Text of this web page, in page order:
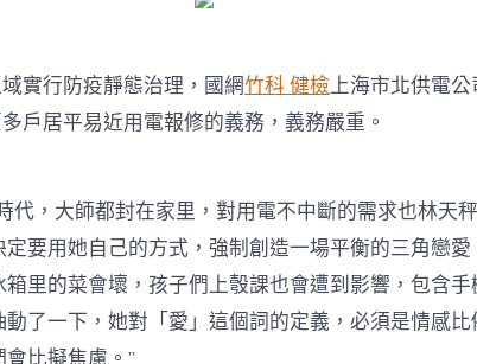
實行防疫靜態治理，國網竹科 健檢上海市北供電
戶居平易近用電報修的義務，義務嚴重。
代，大師都封在家里，對用電不中斷的需求也林天
要用她自己的方式，強制創造一場平衡的三角戀
里的菜會壞，孩子們上彀課也會遭到影響，包含手
動了一下，她對「愛」這個詞的定義，必須是情感